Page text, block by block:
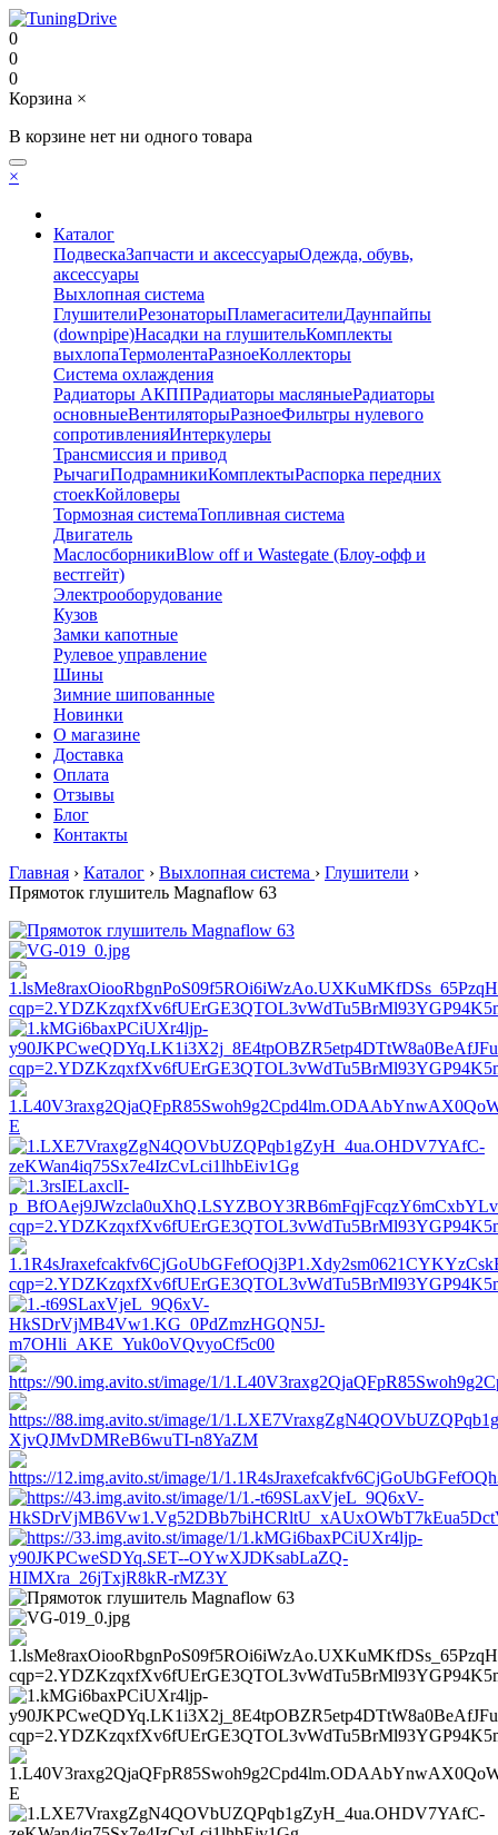
0
0
0
Корзина ×
В корзине нет ни одного товара
×
Каталог
ПодвескаЗапчасти и аксессуарыОдежда, обувь,
аксессуары
Выхлопная система
ГлушителиРезонаторыПламегасителиДаунпайпы
(downpipe)Насадки на глушительКомплекты
выхлопаТермолентаРазноеКоллекторы
Система охлаждения
Радиаторы АКППРадиаторы масляныеРадиаторы
основныеВентиляторыРазноеФильтры нулевого
сопротивленияИнтеркулеры
Трансмиссия и привод
РычагиПодрамникиКомплектыРаспорка передних
стоекКойловеры
Тормозная системаТопливная система
Двигатель
МаслосборникиBlow off и Wastegate (Блоу-офф и
вестгейт)
Электрооборудование
Кузов
Замки капотные
Рулевое управление
Шины
Зимние шипованные
Новинки
О магазине
Доставка
Оплата
Отзывы
Блог
Контакты
Главная › Каталог › Выхлопная система › Глушители ›
Прямоток глушитель Magnaflow 63